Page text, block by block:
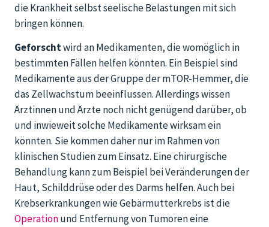
die Krankheit selbst seelische Belastungen mit sich
bringen können.
Geforschtwird an Medikamenten, die womöglich in
bestimmten Fällen helfen könnten. Ein Beispiel sind
Medikamente aus der Gruppe der mTOR-Hemmer, die
das Zellwachstum beeinflussen. Allerdings wissen
Ärztinnen und Ärzte noch nicht genügend darüber, ob
und inwieweit solche Medikamente wirksam ein
könnten. Sie kommen daher nur im Rahmen von
klinischen Studien zum Einsatz. Eine chirurgische
Behandlung kann zum Beispiel bei Veränderungen der
Haut, Schilddrüse oder des Darms helfen. Auch bei
Krebserkrankungen wie Gebärmutterkrebs ist die
Operationund Entfernung von Tumoren eine